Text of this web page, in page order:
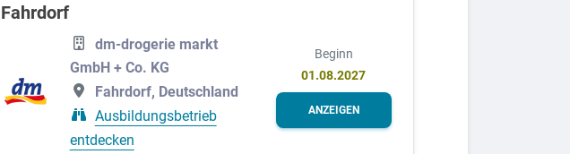
Fahrdorf
dm-drogerie markt
GmbH + Co. KG
Fahrdorf, Deutschland
Ausbildungsbetrieb
entdecken
Beginn
01.08.2027
ANZEIGEN